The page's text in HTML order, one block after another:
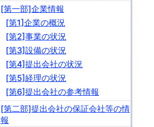
[第一部]企業情報
[第1]企業の概況
[第2]事業の状況
[第3]設備の状況
[第4]提出会社の状況
[第5]経理の状況
[第6]提出会社の参考情報
[第二部]提出会社の保証会社等の情
報